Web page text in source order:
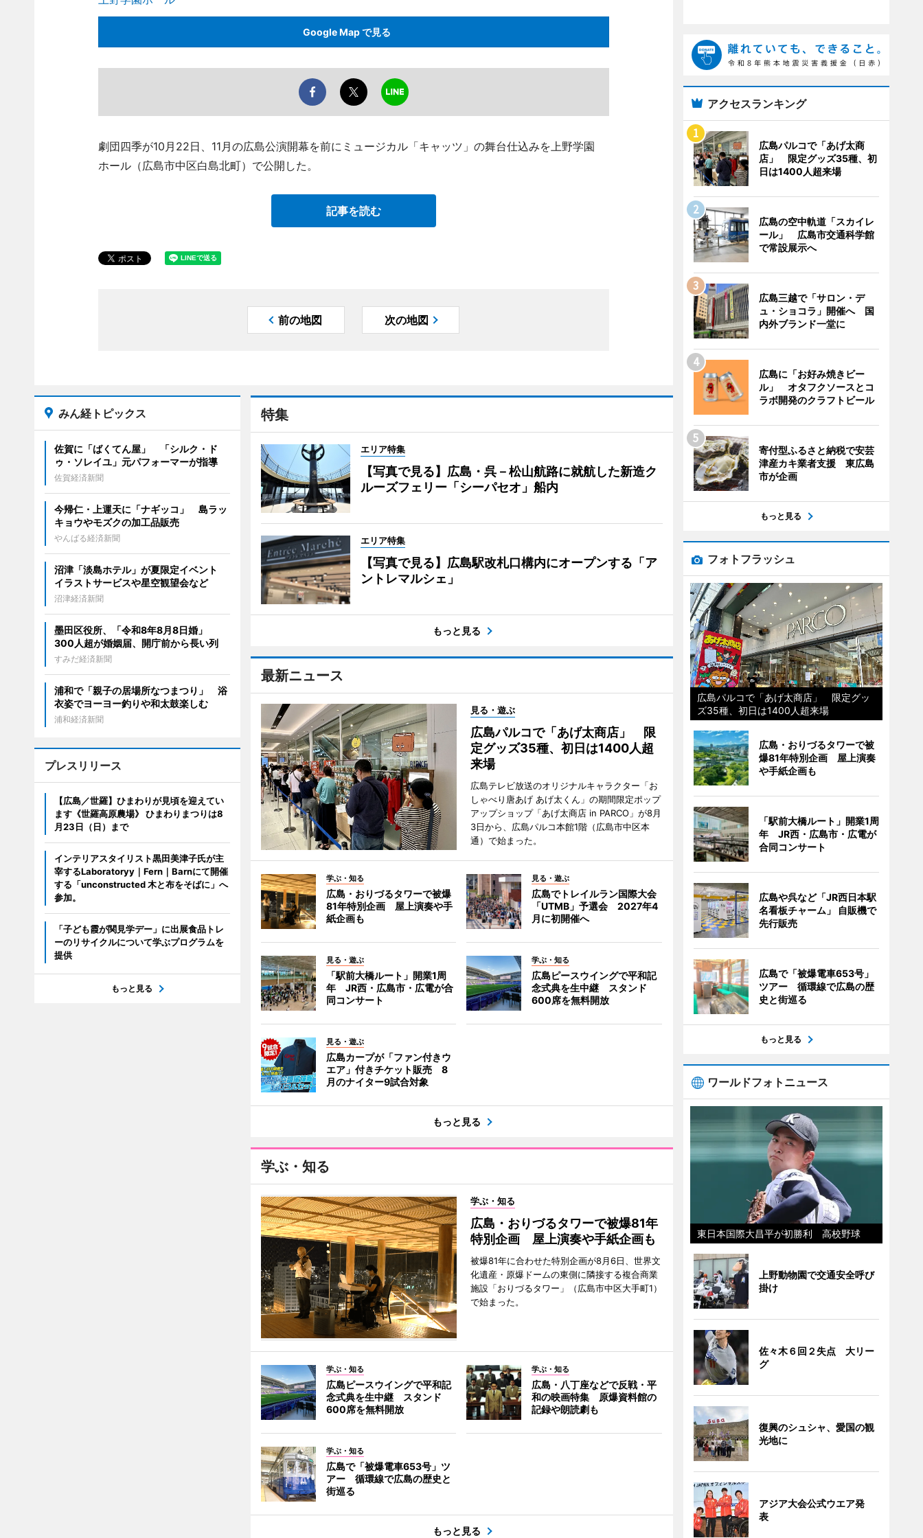
Google Map で見る
劇団四季が10月22日、11月の広島公演開幕を前にミュージカル「キャッツ」の舞台仕込みを上野学園
ホール（広島市中区白島北町）で公開した。
記事を読む
前の地図 次の地図
特集
エリア特集
【写真で見る】広島・呉－松山航路に就航した新造ク
ルーズフェリー「シーパセオ」船内
エリア特集
【写真で見る】広島駅改札口構内にオープンする「ア
ントレマルシェ」
もっと見る
最新ニュース
見る・遊ぶ
広島パルコで「あげ太商店」 限
定グッズ35種、初日は1400人超
来場
広島テレビ放送のオリジナルキャラクター「お
しゃべり唐あげ あげ太くん」の期間限定ポップ
アップショップ「あげ太商店 in PARCO」が8月
3日から、広島パルコ本館1階（広島市中区本
通）で始まった。
学ぶ・知る
広島・おりづるタワーで被爆
81年特別企画 屋上演奏や手
紙企画も
見る・遊ぶ
広島でトレイルラン国際大会
「UTMB」予選会 2027年4
月に初開催へ
見る・遊ぶ
「駅前大橋ルート」開業1周
年 JR西・広島市・広電が合
同コンサート
学ぶ・知る
広島ピースウイングで平和記
念式典を生中継 スタンド
600席を無料開放
見る・遊ぶ
広島カープが「ファン付きウ
エア」付きチケット販売 8
月のナイター9試合対象
もっと見る
学ぶ・知る
学ぶ・知る
広島・おりづるタワーで被爆81年
特別企画 屋上演奏や手紙企画も
被爆81年に合わせた特別企画が8月6日、世界文
化遺産・原爆ドームの東側に隣接する複合商業
施設「おりづるタワー」（広島市中区大手町1）
で始まった。
学ぶ・知る
広島ピースウイングで平和記
念式典を生中継 スタンド
600席を無料開放
学ぶ・知る
広島・八丁座などで反戦・平
和の映画特集 原爆資料館の
記録や朗読劇も
学ぶ・知る
広島で「被爆電車653号」ツ
アー 循環線で広島の歴史と
街巡る
もっと見る
みん経トピックス
佐賀に「ばくてん屋」 「シルク・ド
ゥ・ソレイユ」元パフォーマーが指導
佐賀経済新聞
今帰仁・上運天に「ナギッコ」 島ラッ
キョウやモズクの加工品販売
やんばる経済新聞
沼津「淡島ホテル」が夏限定イベント
イラストサービスや星空観望会など
沼津経済新聞
墨田区役所、「令和8年8月8日婚」
300人超が婚姻届、開庁前から長い列
すみだ経済新聞
浦和で「親子の居場所なつまつり」 浴
衣姿でヨーヨー釣りや和太鼓楽しむ
浦和経済新聞
プレスリリース
【広島／世羅】ひまわりが見頃を迎えてい
ます《世羅高原農場》 ひまわりまつりは8
月23日（日）まで
インテリアスタイリスト黒田美津子氏が主
宰するLaboratoryy｜Fern｜Barnにて開催
する「unconstructed 木と布をそばに」へ
参加。
「子ども霞が関見学デー」に出展食品トレ
ーのリサイクルについて学ぶプログラムを
提供
もっと見る
アクセスランキング
広島パルコで「あげ太商
店」 限定グッズ35種、初
日は1400人超来場
広島の空中軌道「スカイレ
ール」 広島市交通科学館
で常設展示へ
広島三越で「サロン・デ
ュ・ショコラ」開催へ 国
内外ブランド一堂に
広島に「お好み焼きビー
ル」 オタフクソースとコ
ラボ開発のクラフトビール
寄付型ふるさと納税で安芸
津産カキ業者支援 東広島
市が企画
もっと見る
フォトフラッシュ
広島パルコで「あげ太商店」 限定グッ
ズ35種、初日は1400人超来場
広島・おりづるタワーで被
爆81年特別企画 屋上演奏
や手紙企画も
「駅前大橋ルート」開業1周
年 JR西・広島市・広電が
合同コンサート
広島や呉など「JR西日本駅
名看板チャーム」 自販機で
先行販売
広島で「被爆電車653号」
ツアー 循環線で広島の歴
史と街巡る
もっと見る
ワールドフォトニュース
東日本国際大昌平が初勝利 高校野球
上野動物園で交通安全呼び
掛け
佐々木６回２失点 大リー
グ
復興のシュシャ、愛国の観
光地に
アジア大会公式ウエア発
表